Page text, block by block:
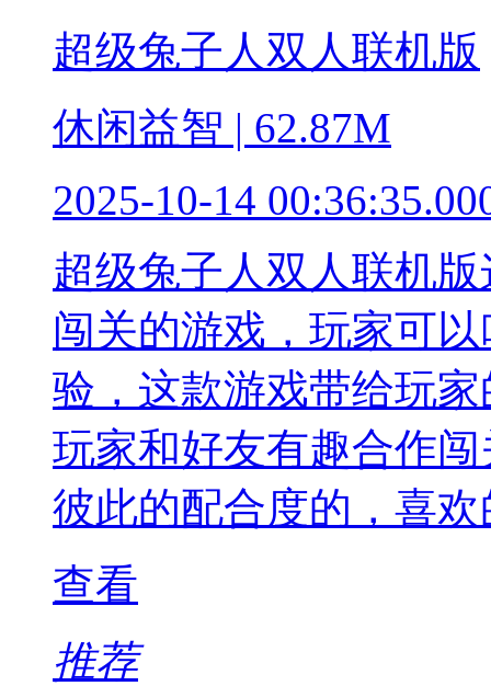
超级兔子人双人联机版
休闲益智 | 62.87M
2025-10-14
超级兔子人双人联机
闯关的游戏，玩家可
验，这款游戏带给玩
玩家和好友有趣合作
彼此的配合度的，喜
查看
推荐